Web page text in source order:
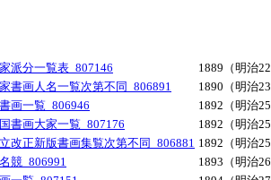
派分一覧表_807146 1889（明治22
書画人名一覧次第不同_806891 1890（明治23
画一覧_806946 1892（明治25
書画大家一覧_807176 1892（明治25
改正新版書画集覧次第不同_806881 1892（明治25
競_806991 1893（明治26